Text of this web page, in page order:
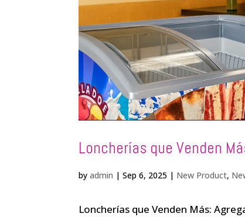
Loncherías que Venden
byadmin |Sep 6, 2025 | New Product,
Loncherías que Venden Más: